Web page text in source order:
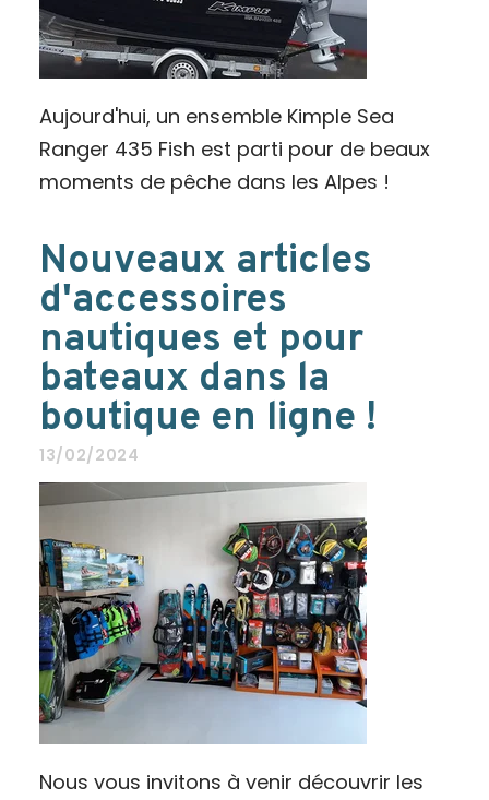
Aujourd'hui, un ensemble Kimple Sea
Ranger 435 Fish est parti pour de beaux
moments de pêche dans les Alpes !
Nouveaux articles
d'accessoires
nautiques et pour
bateaux dans la
boutique en ligne !
13/02/2024
Nous vous invitons à venir découvrir les